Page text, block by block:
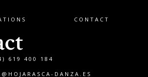
CONTACT
619 400 184
DANZA.ES